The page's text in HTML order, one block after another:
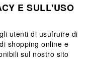
E SULL'USO
utenti di usufruire di
shopping online e
sul nostro sito